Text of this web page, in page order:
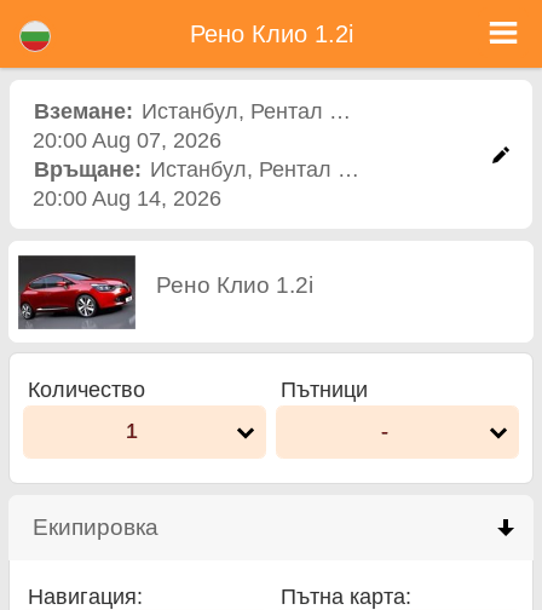
депозит), неограничен пробег, безплатни детски седалки, безплатни допълнителни шофьори, гарантирани ниски цени за
наем на коли.
Рено Клио 1.2i
Вземане: Истанбул, Рентал офис
20:00 Aug 07, 2026
Връщане: Истанбул, Рентал офис
20:00 Aug 14, 2026
Рено Клио 1.2i
Количество
1
Пътници
-
Екипировка
Навигация:
Пътна карта: